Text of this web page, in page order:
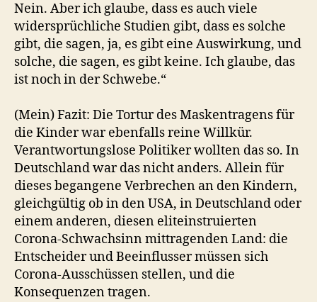
Nein. Aber ich glaube, dass es auch viele
widersprüchliche Studien gibt, dass es solche
gibt, die sagen, ja, es gibt eine Auswirkung, und
solche, die sagen, es gibt keine. Ich glaube, das
ist noch in der Schwebe.“
(Mein) Fazit: Die Tortur des Maskentragens für
die Kinder war ebenfalls reine Willkür.
Verantwortungslose Politiker wollten das so. In
Deutschland war das nicht anders. Allein für
dieses begangene Verbrechen an den Kindern,
gleichgültig ob in den USA, in Deutschland oder
einem anderen, diesen eliteinstruierten
Corona-Schwachsinn mittragenden Land: die
Entscheider und Beeinflusser müssen sich
Corona-Ausschüssen stellen, und die
Konsequenzen tragen.